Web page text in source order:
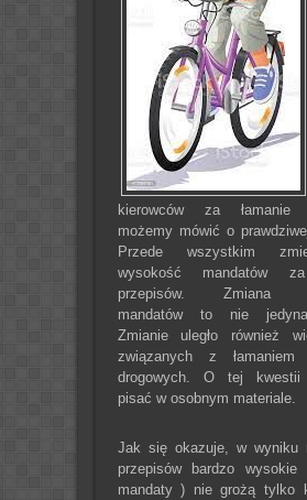
kierowców za łamanie
możemy mówić o
Przede wszystkim
wysokość mandatów
przepisów. Zmiana
mandatów to nie
Zmianie uległo również
związanych z łamaniem
drogowych. O tej kwestii
pisać w osobnym materiale.
Jak się okazuje, w wyniku
przepisów bardzo
mandaty ) nie grożą tylko